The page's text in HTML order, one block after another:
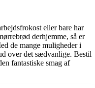
eller bare har
derhjemme, så er
de mange muligheder i
over det sædvanlige. Bestil
fantastiske smag af